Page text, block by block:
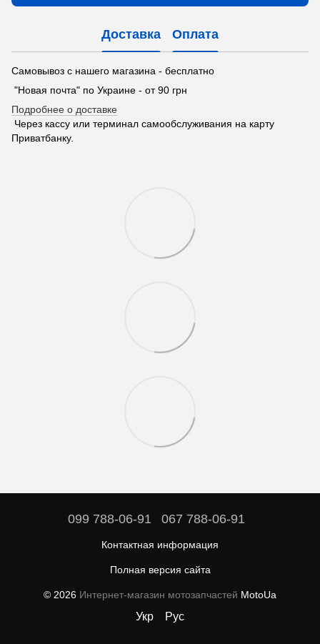
Доставка Оплата
Самовывоз с нашего магазина - бесплатно
"Новая почта" по Украине - от 90 грн
Подробнее о доставке
Через кассу или терминал самообслуживания на карту
Приватбанку.
099 788-06-91 067 788-06-91
Контактная информация
Полная версия сайта
© 2026 Интернет-магазин мотозапчастей MotoUa
Укр Рус